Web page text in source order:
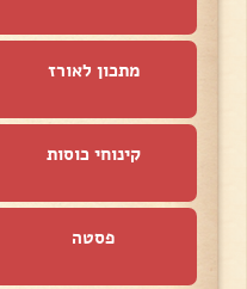
מתכון לאורז
קינוחי כוסות
פסטה